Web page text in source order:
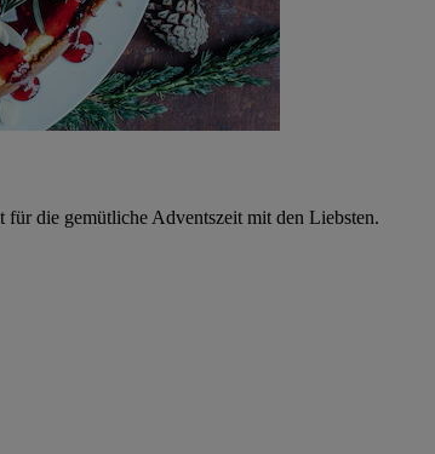
die gemütliche Adventszeit mit den Liebsten.